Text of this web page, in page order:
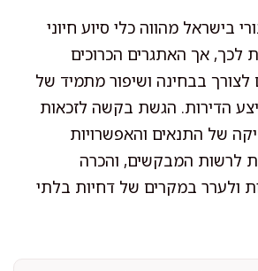
בישראל מהווה כלי סיוע חיוני
לכך, אך האתגרים הכרוכים
לצורך בבחינה ושיפור מתמיד של
הדירות. הגשת בקשה לזכאות
של התנאים והאפשרויות
לרשות המבקשים, והכרה
ולערר במקרים של דחיות בלתי